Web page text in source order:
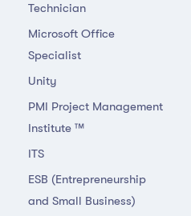
Technician
Microsoft Office
Specialist
Unity
PMI Project Management
Institute ™
ITS
ESB (Entrepreneurship
and Small Business)